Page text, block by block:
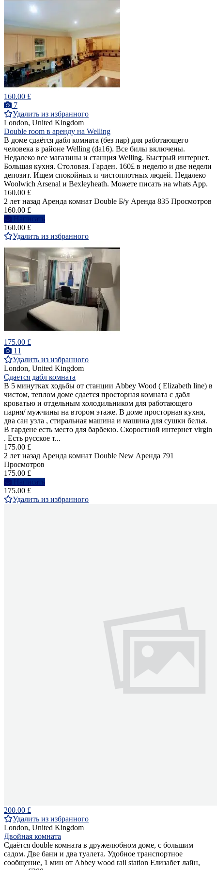
160.00 £
7
Удалить из избранного
London, United Kingdom
Double room в аренду на Welling
В доме сдаётся дабл комната (без пар) для работающего
человека в районе Welling (da16). Все билы включены.
Недалеко все магазины и станция Welling. Быстрый интернет.
Большая кухня. Столовая. Гарден. 160£ в неделю и две недели
депозит. Ищем спокойных и чистоплотных людей. Недалеко
Woolwich Arsenal и Bexleyheath. Можете писать на whats App.
160.00 £
2 лет назад Аренда комнат Double Б/у Аренда 835 Просмотров
160.00 £
Написать
160.00 £
Удалить из избранного
175.00 £
11
Удалить из избранного
London, United Kingdom
Сдается дабл комната
В 5 минутках ходьбы от станции Abbey Wood ( Elizabeth line) в
чистом, теплом доме сдается просторная комната с дабл
кроватью и отдельным холодильником для работающего
парня/ мужчины на втором этаже. В доме просторная кухня,
два сан узла , стиральная машина и машина для сушки белья.
В гардене есть место для барбекю. Скоростной интернет virgin
. Есть русское т...
175.00 £
2 лет назад Аренда комнат Double New Аренда 791
Просмотров
175.00 £
Написать
175.00 £
Удалить из избранного
200.00 £
Удалить из избранного
London, United Kingdom
Двойная комната
Сдаётся double комната в дружелюбном доме, с большим
садом. Две бани и два туалета. Удобное транспортное
сообщение, 1 мин от Abbey wood rail station Елизабет лайн,